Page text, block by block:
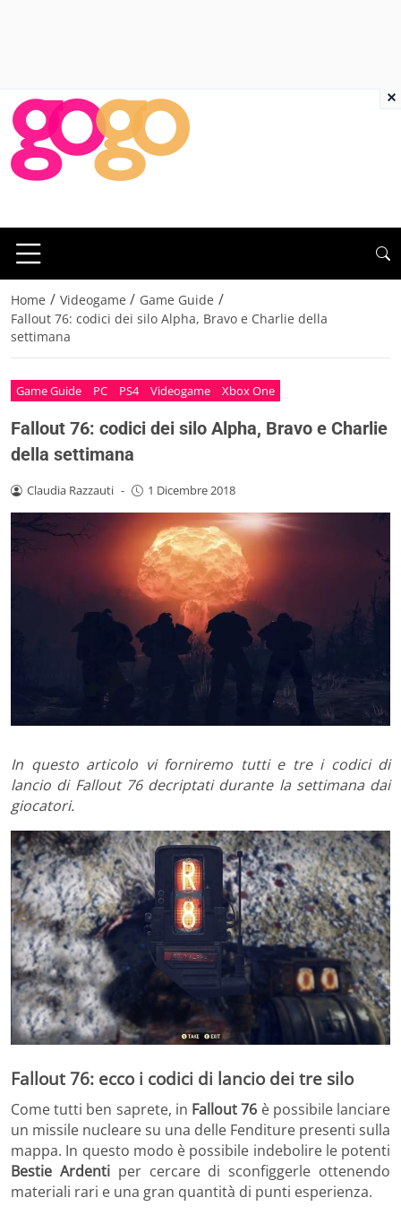
Home / Videogame / Game Guide /
Fallout 76: codici dei silo Alpha, Bravo e Charlie della
settimana
Game Guide PC PS4 Videogame Xbox One
Fallout 76: codici dei silo Alpha, Bravo e Charlie
della settimana
Claudia Razzauti - 1 Dicembre 2018
In questo articolo vi forniremo tutti e tre i codici di
lancio di Fallout 76 decriptati durante la settimana dai
giocatori.
Fallout 76: ecco i codici di lancio dei tre silo
Come tutti ben saprete, in Fallout 76 è possibile lanciare
un missile nucleare su una delle Fenditure presenti sulla
mappa. In questo modo è possibile indebolire le potenti
Bestie Ardentiper cercare di sconfiggerle ottenendo
materiali rari e una gran quantità di punti esperienza.
×